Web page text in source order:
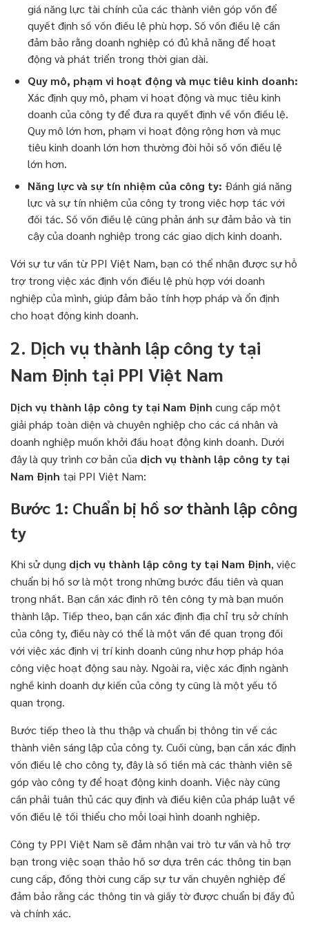
giá năng lực tài chính của các thành viên góp vốn để
quyết định số vốn điều lệ phù hợp. Số vốn điều lệ cần
đảm bảo rằng doanh nghiệp có đủ khả năng để hoạt
động và phát triển trong thời gian dài.
Quy mô, phạm vi hoạt động và mục tiêu kinh doanh:
Xác định quy mô, phạm vi hoạt động và mục tiêu kinh
doanh của công ty để đưa ra quyết định về vốn điều lệ.
Quy mô lớn hơn, phạm vi hoạt động rộng hơn và mục
tiêu kinh doanh lớn hơn thường đòi hỏi số vốn điều lệ
lớn hơn.
Năng lực và sự tín nhiệm của công ty: Đánh giá năng
lực và sự tín nhiệm của công ty trong việc hợp tác với
đối tác. Số vốn điều lệ cũng phản ánh sự đảm bảo và tin
cậy của doanh nghiệp trong các giao dịch kinh doanh.
Với sự tư vấn từ PPI Việt Nam, bạn có thể nhận được sự hỗ
trợ trong việc xác định vốn điều lệ phù hợp với doanh
nghiệp của mình, giúp đảm bảo tính hợp pháp và ổn định
cho hoạt động kinh doanh.
2. Dịch vụ thành lập công ty tại
Nam Định tại PPI Việt Nam
Dịch vụ thành lập công ty tại Nam Định cung cấp một
giải pháp toàn diện và chuyên nghiệp cho các cá nhân và
doanh nghiệp muốn khởi đầu hoạt động kinh doanh. Dưới
đây là quy trình cơ bản của dịch vụ thành lập công ty tại
Nam Định tại PPI Việt Nam:
Bước 1: Chuẩn bị hồ sơ thành lập công
ty
Khi sử dụng dịch vụ thành lập công ty tại Nam Định, việc
chuẩn bị hồ sơ là một trong những bước đầu tiên và quan
trọng nhất. Bạn cần xác định rõ tên công ty mà bạn muốn
thành lập. Tiếp theo, bạn cần xác định địa chỉ trụ sở chính
của công ty, điều này có thể là một vấn đề quan trọng đối
với việc xác định vị trí kinh doanh cũng như hợp pháp hóa
công việc hoạt động sau này. Ngoài ra, việc xác định ngành
nghề kinh doanh dự kiến của công ty cũng là một yếu tố
quan trọng.
Bước tiếp theo là thu thập và chuẩn bị thông tin về các
thành viên sáng lập của công ty. Cuối cùng, bạn cần xác định
vốn điều lệ cho công ty, đây là số tiền mà các thành viên sẽ
góp vào công ty để hoạt động kinh doanh. Việc này cũng
cần phải tuân thủ các quy định và điều kiện của pháp luật về
vốn điều lệ tối thiểu cho mỗi loại hình doanh nghiệp.
Công ty PPI Việt Nam sẽ đảm nhận vai trò tư vấn và hỗ trợ
bạn trong việc soạn thảo hồ sơ dựa trên các thông tin bạn
cung cấp, đồng thời cung cấp sự tư vấn chuyên nghiệp để
đảm bảo rằng các thông tin và giấy tờ được chuẩn bị đầy đủ
và chính xác.